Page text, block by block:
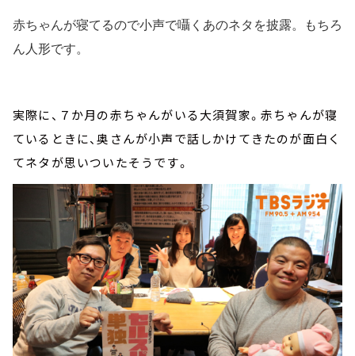
赤ちゃんが寝てるので小声で囁くあのネタを披露。もちろ
ん人形です。
実際に、７か月の赤ちゃんがいる大須賀家。赤ちゃんが寝
ているときに、奥さんが小声で話しかけてきたのが面白く
てネタが思いついたそうです。